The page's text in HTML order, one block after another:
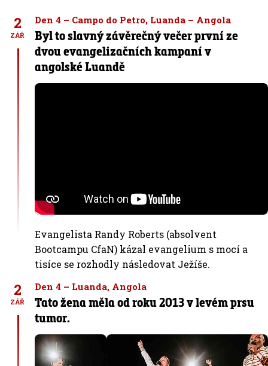
2
ZÁŘ
Den 4 – Campo do Petro, Luanda – Angola
Byl to slavný závěrečný večer první ze
dvou evangelizačních kampaní v
angolské Luandě
Evangelista Randy Roberts (absolvent
Bootcampu CfaN) kázal evangelium s mocí a
tisíce se rozhodly následovat Ježíše.
2
ZÁŘ
Den 4 – Luanda, Angola
Tato žena měla od roku 2013 v levém prsu
tumor.